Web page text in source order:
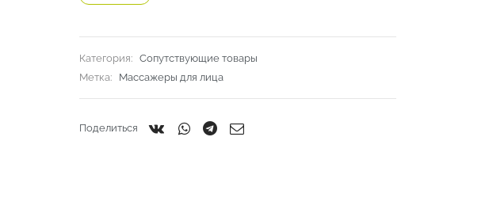
Категория: Сопутствующие товары
Метка:
Массажеры для лица
Поделиться